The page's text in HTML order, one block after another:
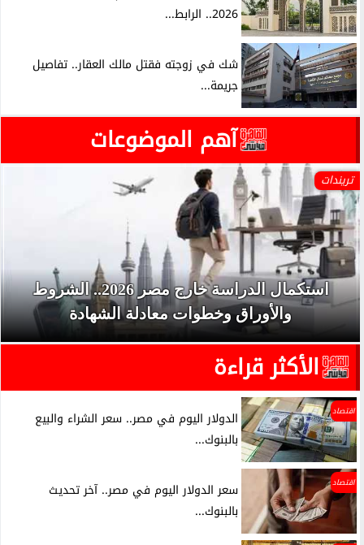
2026.. الرابط...
شك في زوجته فقتل مالك العقار.. تفاصيل
جريمة...
آهم الموضوعات
تريندات
استكمال الدراسة خارج مصر 2026.. الشروط
والأوراق وخطوات معادلة الشهادة
الأكثر قراءة
اقتصاد
الدولار اليوم في مصر.. سعر الشراء والبيع
بالبنوك...
اقتصاد
سعر الدولار اليوم في مصر.. آخر تحديث
بالبنوك...